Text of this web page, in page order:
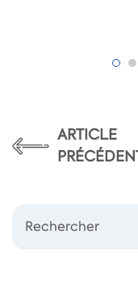
ARTICLE